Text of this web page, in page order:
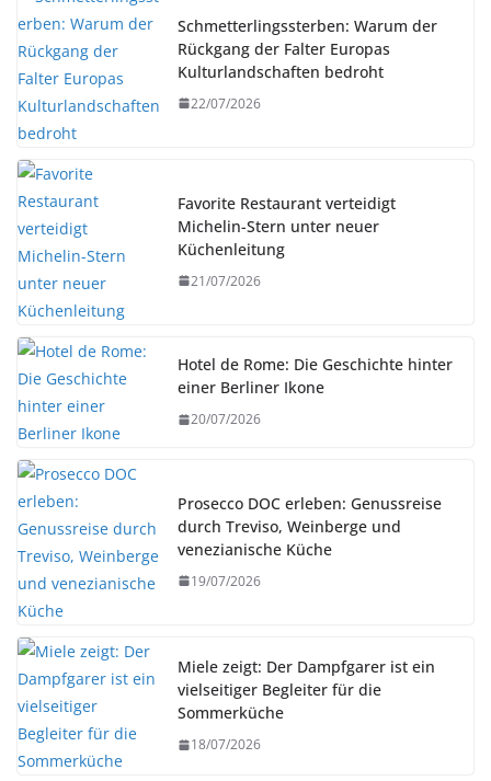
Schmetterlingssterben: Warum der
Rückgang der Falter Europas
Kulturlandschaften bedroht
22/07/2026
Favorite Restaurant verteidigt
Michelin-Stern unter neuer
Küchenleitung
21/07/2026
Hotel de Rome: Die Geschichte hinter
einer Berliner Ikone
20/07/2026
Prosecco DOC erleben: Genussreise
durch Treviso, Weinberge und
venezianische Küche
19/07/2026
Miele zeigt: Der Dampfgarer ist ein
vielseitiger Begleiter für die
Sommerküche
18/07/2026